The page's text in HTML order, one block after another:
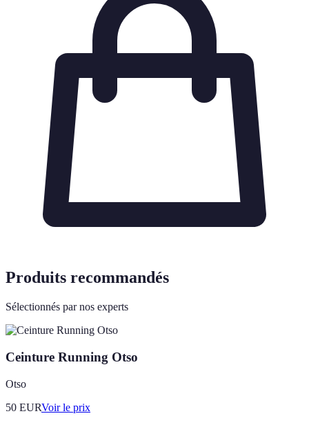
Produits recommandés
Sélectionnés par nos experts
Ceinture Running Otso
Otso
50 EURVoir le prix